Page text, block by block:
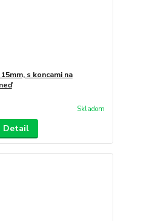
s koncami na
Skladom
Detail